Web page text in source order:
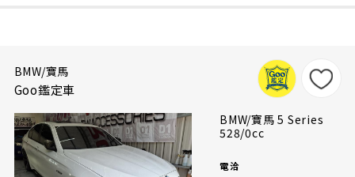
BMW/寶馬
Goo鑑定車
BMW/寶馬 5 Series
528/0cc
電洽